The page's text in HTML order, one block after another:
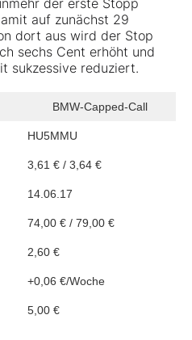
der erste Stopp
auf zunächst 29
dort aus wird der Stop
sechs Cent erhöht und
sukzessive reduziert.
BMW-Capped-Call
HU5MMU
3,61 € / 3,64 €
14.06.17
74,00 € / 79,00 €
2,60 €
+0,06 €/Woche
5,00 €